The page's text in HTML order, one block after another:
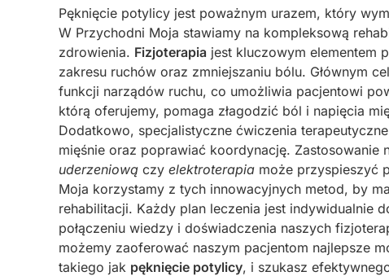
Pęknięcie potylicy jest poważnym urazem, który
W Przychodni Moja stawiamy na kompleksową
zdrowienia. Fizjoterapia jest kluczowym elementem
zakresu ruchów oraz zmniejszaniu bólu. Głównym
funkcji narządów ruchu, co umożliwia pacjentowi
którą oferujemy, pomaga złagodzić ból i napięcia
Dodatkowo, specjalistyczne ćwiczenia
mięśnie oraz poprawiać koordynację. Zastosowanie
uderzeniową czy elektroterapia może przyspieszyć
Moja korzystamy z tych innowacyjnych metod, by
rehabilitacji. Każdy plan leczenia jest indywidualnie
połączeniu wiedzy i doświadczenia naszych
możemy zaoferować naszym pacjentom najlepsze
takiego jak pęknięcie potylicy, i szukasz